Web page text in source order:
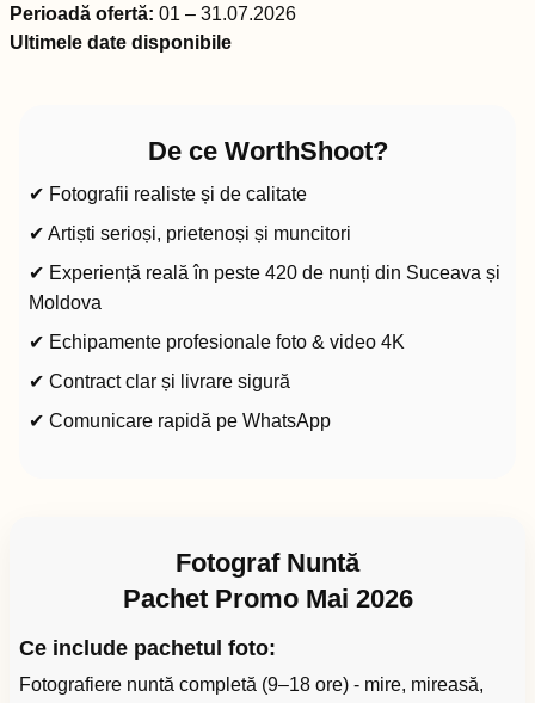
Perioadă ofertă: 01 – 31.07.2026
Ultimele date disponibile
De ce WorthShoot?
✔ Fotografii realiste și de calitate
✔ Artiști serioși, prietenoși și muncitori
✔ Experiență reală în peste 420 de nunți din Suceava și
Moldova
✔ Echipamente profesionale foto & video 4K
✔ Contract clar și livrare sigură
✔ Comunicare rapidă pe WhatsApp
Fotograf Nuntă
Pachet Promo Mai 2026
Ce include pachetul foto:
Fotografiere nuntă completă (9–18 ore) - mire, mireasă,